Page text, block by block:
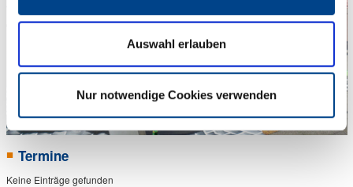
Auswahl erlauben
Nur notwendige Cookies verwenden
Termine
Keine Einträge gefunden